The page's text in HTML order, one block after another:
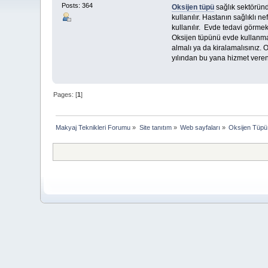
Posts: 364 Oksijen tüpüsağlık
kullanılır. Hastanın sağlıklı
kullanılır. Evde tedavi
Oksijen tüpünü evde
almalı ya da
yılından bu yana hizmet
Pages: [1]
Makyaj Teknikleri Forumu » Site tanıtım» Web sayfaları » Oksijen Tüpü